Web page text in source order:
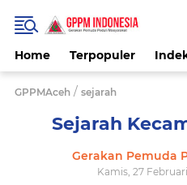
Home Terpopuler
GPPMAceh / sejarah
Sejarah
Gerakan Pemuda
Kamis, 27